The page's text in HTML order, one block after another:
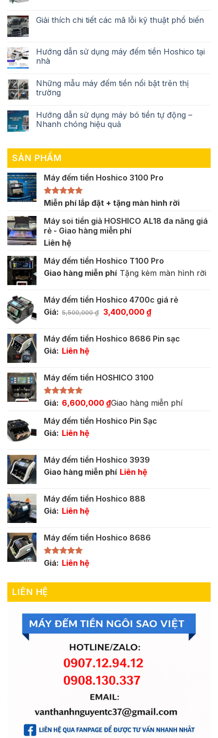
Giải thích chi tiết các mã lỗi kỹ thuật phổ biến
Hướng dẫn sử dụng máy đếm tiền Hoshico tại
nhà
Những mẫu máy đếm tiền nổi bật trên thị
trường
Hướng dẫn sử dụng máy bó tiền tự động –
Nhanh chóng hiệu quả
SẢN PHẨM
Máy đếm tiền Hoshico 3100 Pro
Được xếp
5.00
5 sao
Miễn phí lắp đặt + tặng màn hình rời
Máy soi tiền giả HOSHICO AL18 đa năng giá
rẻ - Giao hàng miễn phí
Liên hệ
Máy đếm tiền Hoshico T100 Pro
Giao hàng miễn phí Tặng kèm màn hình rời
Máy đếm tiền Hoshico 4700c giá rẻ
Giá: 5,500,000₫
Giá
5,500,000 ₫.
3,400,000 ₫Giá
là:
Máy đếm tiền Hoshico 8686 Pin sạc
Giá: Liên hệ
Máy đếm tiền HOSHICO 3100
Được xếp
5.00
5 sao
Giá: 6,600,000 ₫Giao hàng miễn phí
Máy đếm tiền Hoshico Pin Sạc
Giá: Liên hệ
Máy đếm tiền Hoshico 3939
Giao hàng miễn phí Liên hệ
Máy đếm tiền Hoshico 888
Giá: Liên hệ
Máy đếm tiền Hoshico 8686
Được xếp
Giá: Liên hệ
LIÊN HỆ